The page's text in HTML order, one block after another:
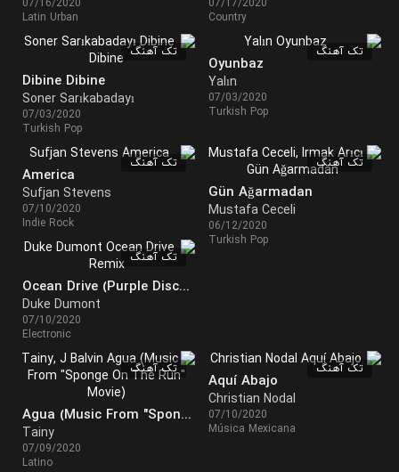
07/17/2020
Country
07/16/2020
Latin Urban
تک آهنگ
Oyunbaz
Yalın
07/03/2020
Turkish Pop
تک آهنگ
Dibine Dibine
Soner Sarıkabadayı
07/03/2020
Turkish Pop
تک آهنگ
Gün Ağarmadan
Mustafa Ceceli
06/12/2020
Turkish Pop
تک آهنگ
America
Sufjan Stevens
07/10/2020
Indie Rock
تک آهنگ
Ocean Drive (Purple Disco Machine Remix)
Duke Dumont
07/10/2020
Electronic
تک آهنگ
Aquí Abajo
Christian Nodal
07/10/2020
Música Mexicana
تک آهنگ
Agua (Music From "Sponge On The Run" Movie)
Tainy
07/09/2020
Latino